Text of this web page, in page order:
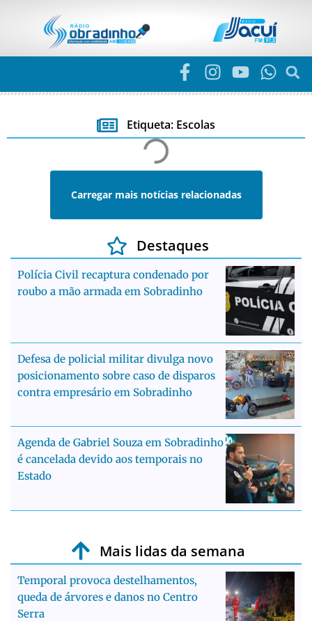
Etiqueta: Escolas
Carregar mais notícias relacionadas
Destaques
Polícia Civil recaptura condenado por
roubo a mão armada em Sobradinho
Defesa de policial militar divulga novo
posicionamento sobre caso de disparos
contra empresário em Sobradinho
Agenda de Gabriel Souza em Sobradinho
é cancelada devido aos temporais no
Estado
Mais lidas da semana
Temporal provoca destelhamentos,
queda de árvores e danos no Centro
Serra